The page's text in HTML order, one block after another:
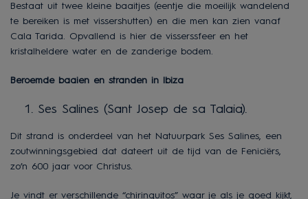
Bestaat uit twee kleine baaitjes (eentje die moeilijk wandelend
te bereiken is met vissershutten) en die men kan zien vanaf
Cala Tarida. Opvallend is hier de visserssfeer en het
kristalheldere water en de zanderige bodem.
Beroemde baaien en stranden in Ibiza
Ses Salines (Sant Josep de sa Talaia).
Dit strand is onderdeel van het Natuurpark Ses Salines, een
zoutwinningsgebied dat dateert uit de tijd van de Feniciërs,
zo’n 600 jaar voor Christus.
Je vindt er verschillende “chiringuitos” waar je als je goed kijkt,